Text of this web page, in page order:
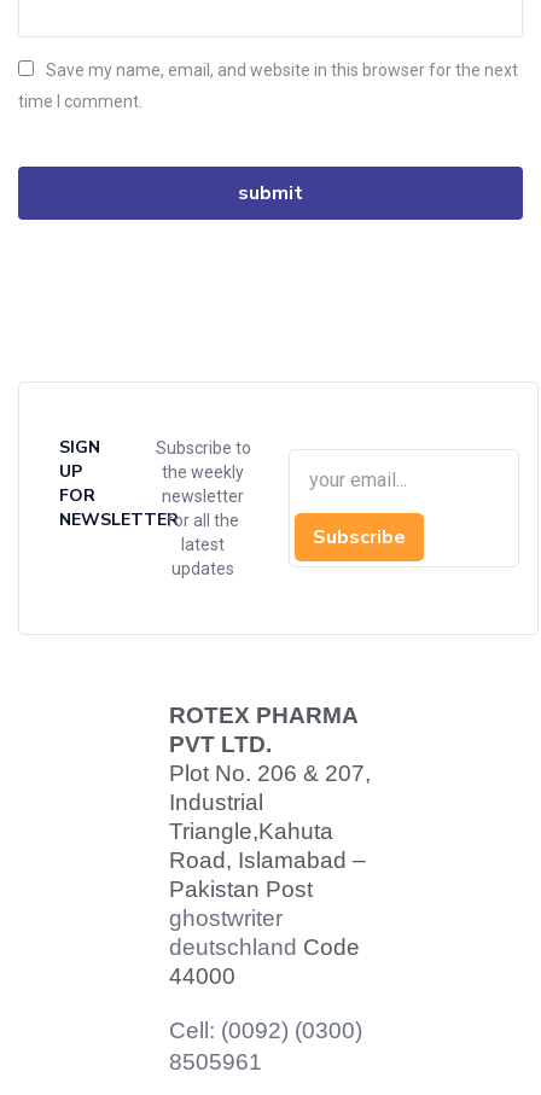
Save my name, email, and website in this browser for the next
time I comment.
SIGN
UP
FOR
NEWSLETTER
Subscribe to
the weekly
newsletter
for all the
latest
updates
Subscribe
ROTEX PHARMA
PVT LTD.
Plot No. 206 & 207,
Industrial
Triangle,Kahuta
Road, Islamabad –
Pakistan Post
ghostwriter
deutschland Code
44000
Cell: (0092) (0300)
8505961